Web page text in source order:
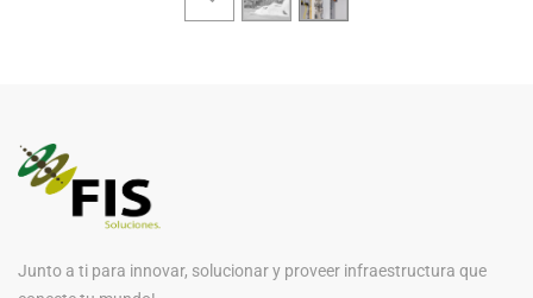
Junto a ti para innovar, solucionar y proveer infraestructura que